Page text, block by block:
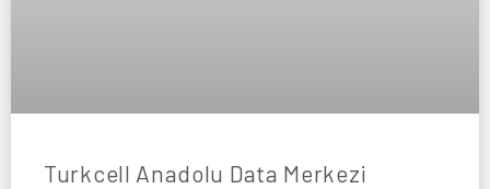
Turkcell Anadolu Data Merkezi